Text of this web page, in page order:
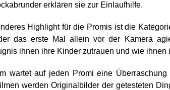
erklären sie zur Einlaufhilfe.
Highlight für die Promis ist die
das erste Mal allein vor der Kamera
ihnen ihre Kinder zutrauen und wie
wartet auf jeden Promi eine
werden Originalbilder der getesteten